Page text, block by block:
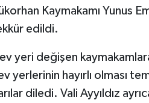
Kaymakamı Yunus
edildi.
yeri değişen
yerlerinin hayırlı olması
diledi. Vali Ayyıldız